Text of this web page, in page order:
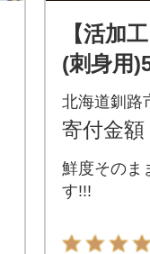
【活加
(刺身用
後)×1袋
き貝 ホ
北海道釧路
寄付金額
鮮度そのま
す!!!